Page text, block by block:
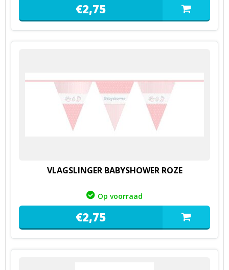
€2,75
VLAGSLINGER BABYSHOWER ROZE
Op voorraad
€2,75